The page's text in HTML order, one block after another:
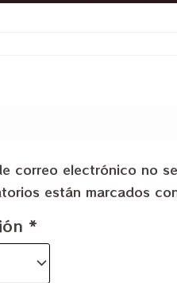
correo electrónico no
están marcados
*